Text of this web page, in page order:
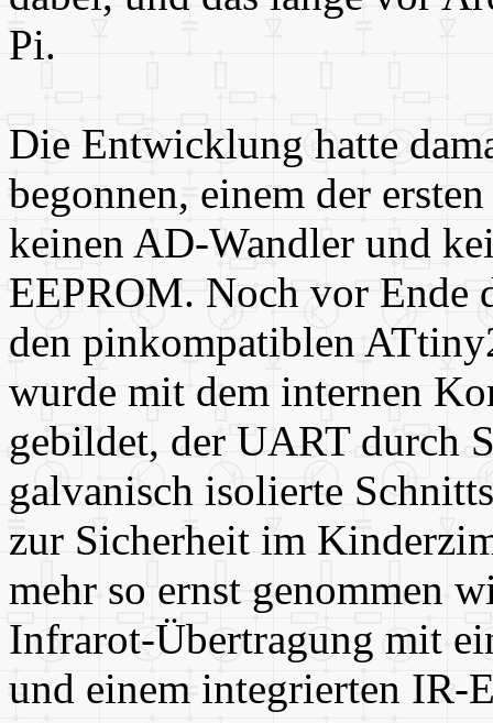
Pi.
Die Entwicklung hatte
begonnen, einem der
keinen AD-Wandler und
EEPROM. Noch vor Ende
den pinkompatiblen
wurde mit dem internen
gebildet, der UART durch
galvanisch isolierte
zur Sicherheit im
mehr so ernst genommen
Infrarot-Übertragung mit
und einem integrierten IR-